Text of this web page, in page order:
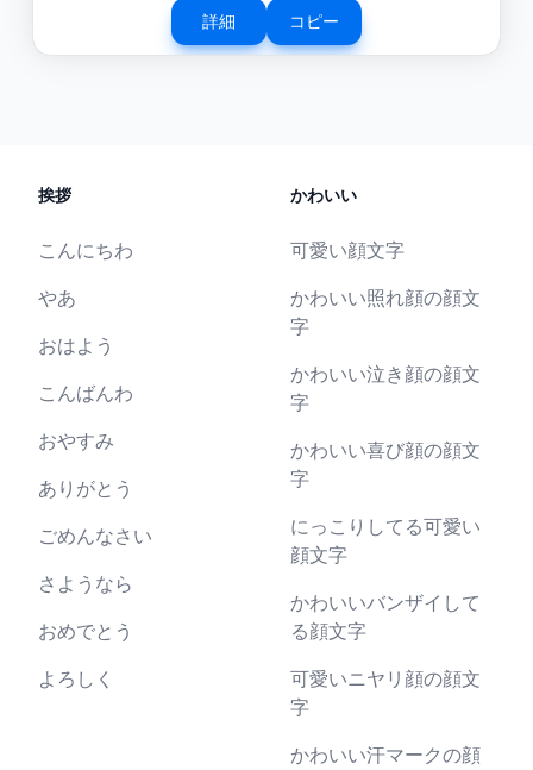
詳細 コピー
挨拶
こんにちわ
やあ
おはよう
こんばんわ
おやすみ
ありがとう
ごめんなさい
さようなら
おめでとう
よろしく
かわいい
可愛い顔文字
かわいい照れ顔の顔文
字
かわいい泣き顔の顔文
字
かわいい喜び顔の顔文
字
にっこりしてる可愛い
顔文字
かわいいバンザイして
る顔文字
可愛いニヤリ顔の顔文
字
かわいい汗マークの顔